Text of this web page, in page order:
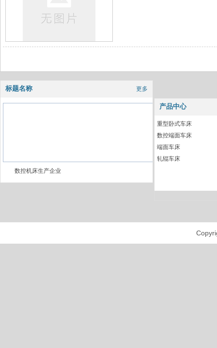
标题名称 更多
数控机床生产企业
产品中心
重型卧式车床
数控端面车床
端面车床
轧辊车床